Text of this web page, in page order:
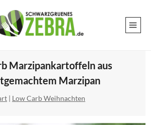
Marzipankartoffeln aus
Marzipan
| Low Carb Weihnachten